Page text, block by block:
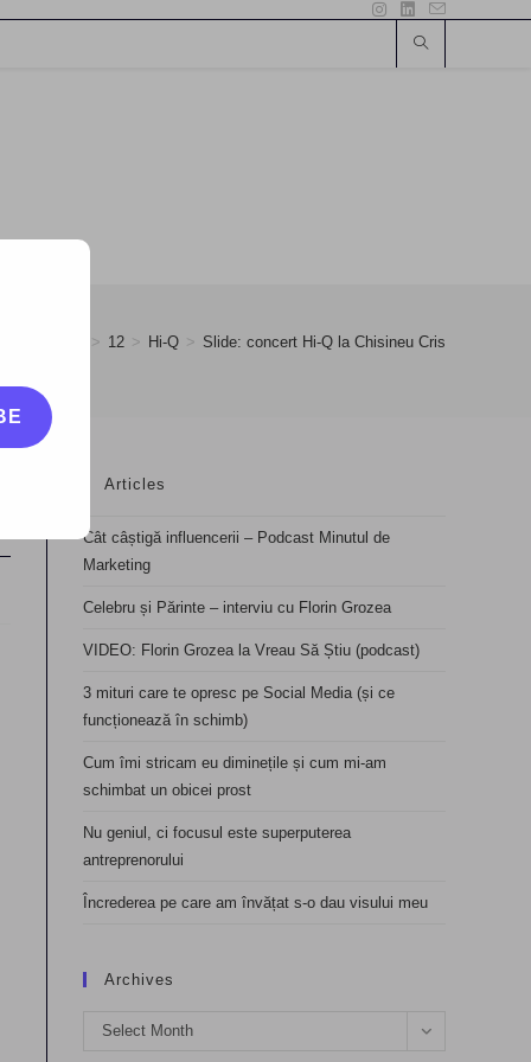
> 12 > Hi-Q > Slide: concert Hi-Q la Chisineu Cris
Articles
Cât câștigă influencerii – Podcast Minutul de
Marketing
Celebru și Părinte – interviu cu Florin Grozea
VIDEO: Florin Grozea la Vreau Să Știu (podcast)
3 mituri care te opresc pe Social Media (și ce
funcționează în schimb)
Cum îmi stricam eu diminețile și cum mi-am
schimbat un obicei prost
Nu geniul, ci focusul este superputerea
antreprenorului
Încrederea pe care am învățat s-o dau visului meu
Archives
Archives
Select Month